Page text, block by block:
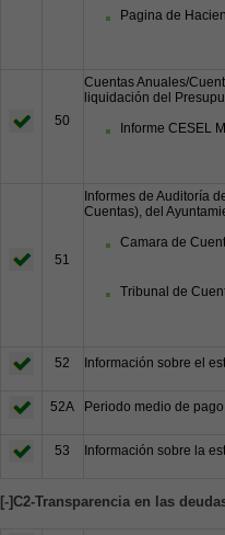
Pagina de
50
Cuentas Anuales/
liquidación del
Informe CESEL
51
Informes de Auditoría
Cuentas), del
Camara de
Tribunal de
52 Información sobre el
52A Periodo medio de
53 Información sobre la
[-]C2-Transparencia en las